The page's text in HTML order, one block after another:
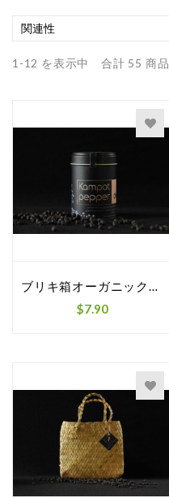
関連性
1-12 を表示中 合計 55 商品
$7.90